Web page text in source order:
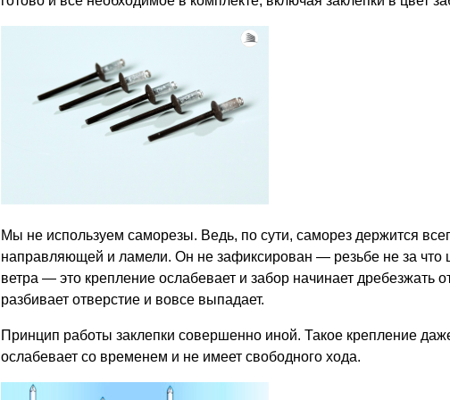
Мы не используем саморезы. Ведь, по сути, саморез держится
направляющей и ламели. Он не зафиксирован — резьбе не за что
ветра — это крепление ослабевает и забор начинает дребезжать
разбивает отверстие и вовсе выпадает.
Принцип работы заклепки совершенно иной. Такое крепление
ослабевает со временем и не имеет свободного хода.